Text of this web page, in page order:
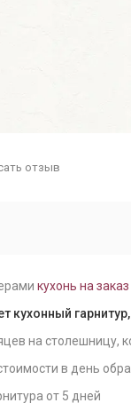
отзыв
кухонь на заказ
кухонный
на столешницу,
в день
от 5 дней